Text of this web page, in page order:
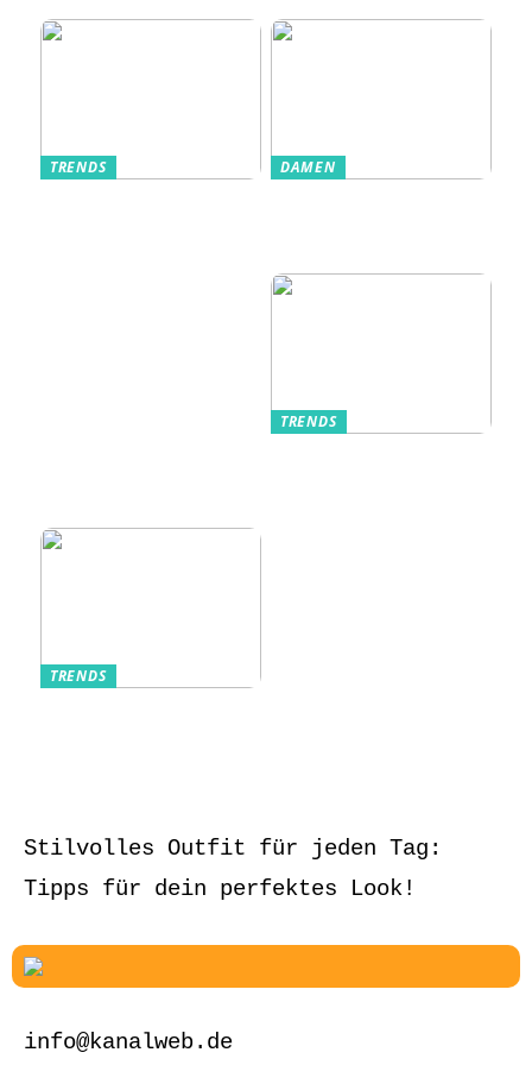
TRENDS DAMEN
TRENDS
TRENDS
Stilvolles Outfit für jeden Tag:
Tipps für dein perfektes Look!
info@kanalweb.de